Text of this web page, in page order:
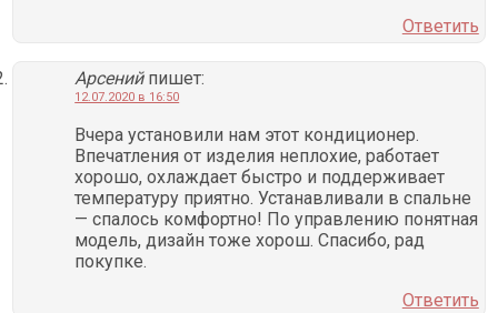
Ответить
Арсений пишет:
12.07.2020 в 16:50
Вчера установили нам этот кондиционер.
Впечатления от изделия неплохие, работает
хорошо, охлаждает быстро и поддерживает
температуру приятно. Устанавливали в спальне
— спалось комфортно! По управлению понятная
модель, дизайн тоже хорош. Спасибо, рад
покупке.
Ответить